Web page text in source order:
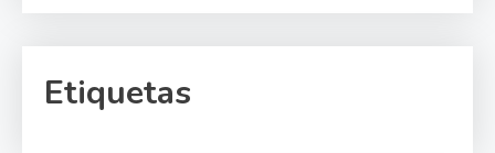
Etiquetas